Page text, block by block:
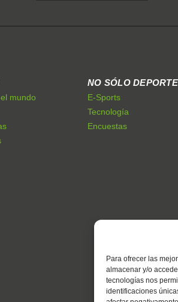
Para ofrecer las
almacenar y/o
tecnologías nos
identificaciones
mundo
NO SÓLO DEPORTE
E-Sports
Tecnología
Encuestas